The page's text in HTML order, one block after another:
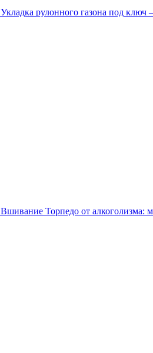
Укладка рулонного газона под ключ
Вшивание Торпедо от алкоголизма: